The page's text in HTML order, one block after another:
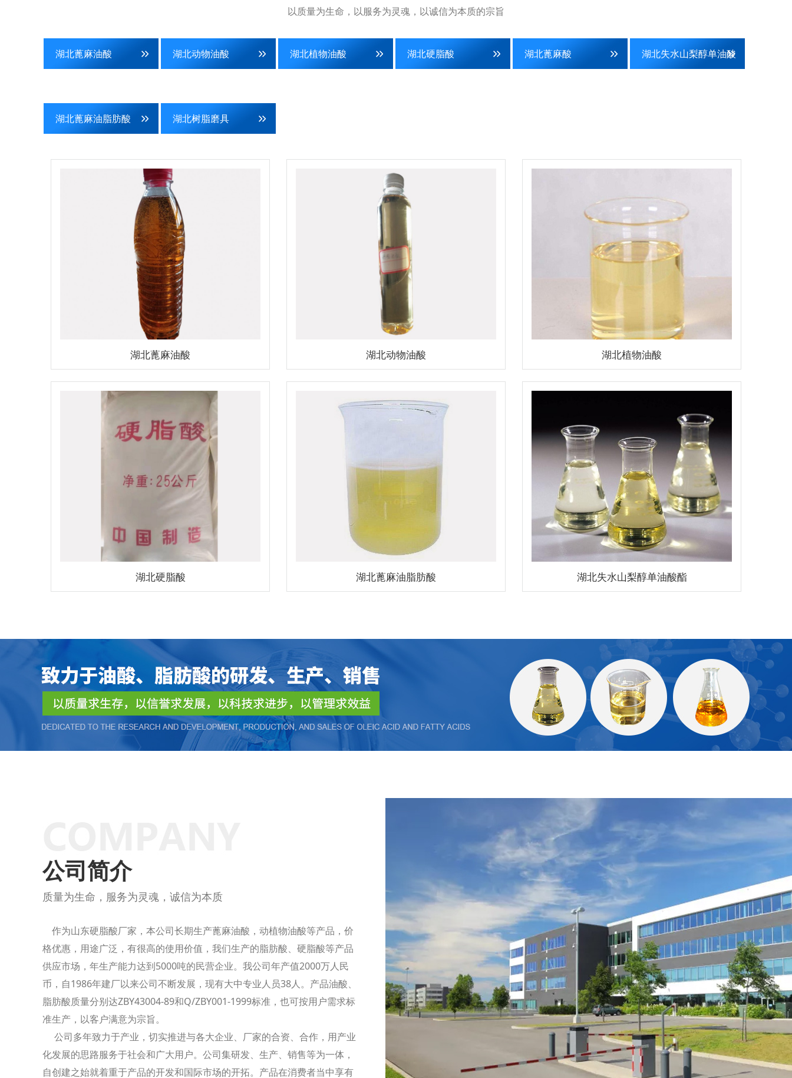
以质量为生命，以服务为灵魂，以诚信为本质的宗旨
湖北蓖麻油酸 湖北动物油酸 湖北植物油酸 湖北硬脂酸 湖北蓖麻酸 湖北失水山梨醇单油酸
湖北蓖麻油脂肪酸 湖北树脂磨具
湖北蓖麻油酸 湖北动物油酸 湖北植物油酸
湖北硬脂酸 湖北蓖麻油脂肪酸 湖北失水山梨醇单油酸酯
公司简介
质量为生命，服务为灵魂，诚信为本质
作为山东硬脂酸厂家，本公司长期生产蓖麻油酸，动植物油酸等产品，价
格优惠，用途广泛，有很高的使用价值，我们生产的脂肪酸、硬脂酸等产品
供应市场，年生产能力达到5000吨的民营企业。我公司年产值2000万人民
币，自1986年建厂以来公司不断发展，现有大中专业人员38人。产品油酸、
脂肪酸质量分别达ZBY43004-89和Q/ZBY001-1999标准，也可按用户需求标
准生产，以客户满意为宗旨。
公司多年致力于产业，切实推进与各大企业、厂家的合资、合作，用产业
化发展的思路服务于社会和广大用户。公司集研发、生产、销售等为一体，
自创建之始就着重于产品的开发和国际市场的开拓。产品在消费者当中享有